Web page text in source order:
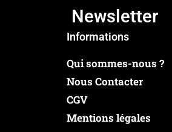
Newsletter
Informations
Qui sommes-nous ?
Nous Contacter
CGV
Mentions légales